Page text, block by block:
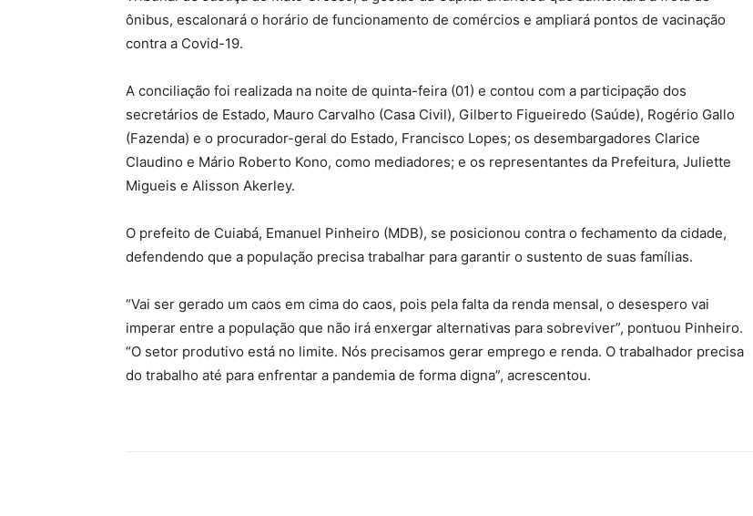
ônibus, escalonará o horário de funcionamento de comércios e ampliará pontos de vacinação
contra a Covid-19.
A conciliação foi realizada na noite de quinta-feira (01) e contou com a participação dos
secretários de Estado, Mauro Carvalho (Casa Civil), Gilberto Figueiredo (Saúde), Rogério Gallo
(Fazenda) e o procurador-geral do Estado, Francisco Lopes; os desembargadores Clarice
Claudino e Mário Roberto Kono, como mediadores; e os representantes da Prefeitura, Juliette
Migueis e Alisson Akerley.
O prefeito de Cuiabá, Emanuel Pinheiro (MDB), se posicionou contra o fechamento da cidade,
defendendo que a população precisa trabalhar para garantir o sustento de suas famílias.
“Vai ser gerado um caos em cima do caos, pois pela falta da renda mensal, o desespero vai
imperar entre a população que não irá enxergar alternativas para sobreviver”, pontuou Pinheiro.
“O setor produtivo está no limite. Nós precisamos gerar emprego e renda. O trabalhador precisa
do trabalho até para enfrentar a pandemia de forma digna”, acrescentou.